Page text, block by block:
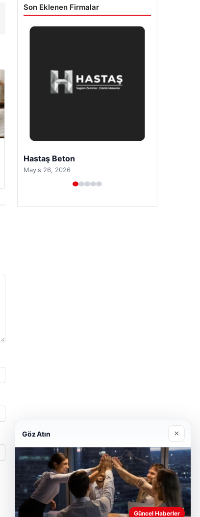
Son Eklenen Firmalar
Prenses Night Club
Nisan 29, 2026
Göz Atın ×
Güncel Haberler